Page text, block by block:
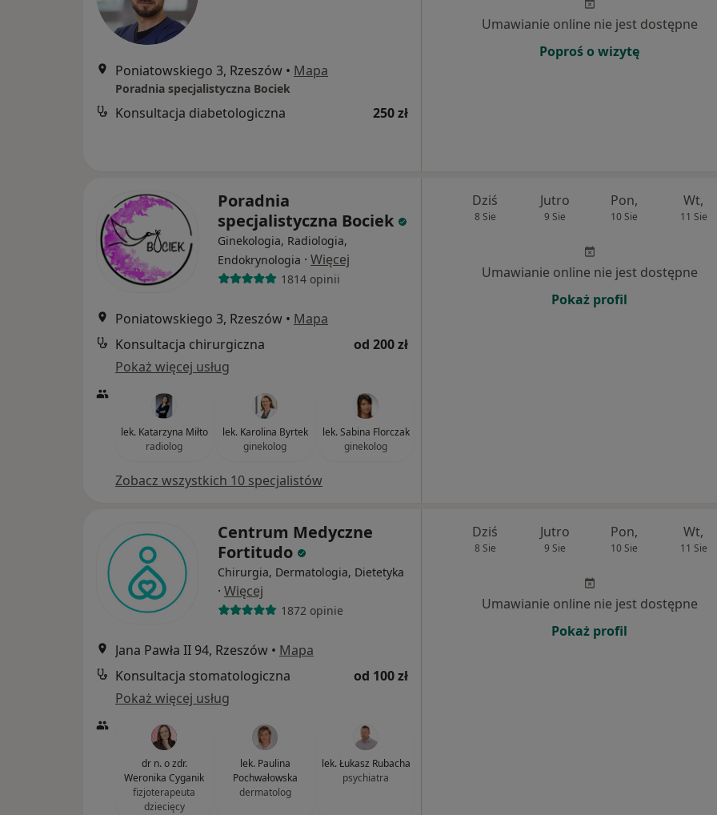
Poniatowskiego 3, Rzeszów • Mapa
Poradnia specjalistyczna Bociek
Konsultacja diabetologiczna 250 zł
Umawianie online nie jest dostępne
Poproś o wizytę
Poradnia
specjalistyczna Bociek
Ginekologia, Radiologia,
Endokrynologia · Więcej
1814 opinii
Poniatowskiego 3, Rzeszów • Mapa
Konsultacja chirurgiczna
od 200 zł
Pokaż więcej usług
lek. Katarzyna Miłto
radiolog
lek. Karolina Byrtek
ginekolog
lek. Sabina Florczak
ginekolog
Zobacz wszystkich 10 specjalistów
Dziś
8 Sie
Jutro
9 Sie
Pon,
10 Sie
Wt,
11 Sie
Umawianie online nie jest dostępne
Pokaż profil
Centrum Medyczne
Fortitudo
Chirurgia, Dermatologia, Dietetyka
· Więcej
1872 opinie
Jana Pawła II 94, Rzeszów • Mapa
Konsultacja stomatologiczna
od 100 zł
Pokaż więcej usług
dr n. o zdr.
Weronika Cyganik
fizjoterapeuta
dziecięcy
lek. Paulina
Pochwałowska
dermatolog
lek. Łukasz Rubacha
psychiatra
Dziś
8 Sie
Jutro
9 Sie
Pon,
10 Sie
Wt,
11 Sie
Umawianie online nie jest dostępne
Pokaż profil